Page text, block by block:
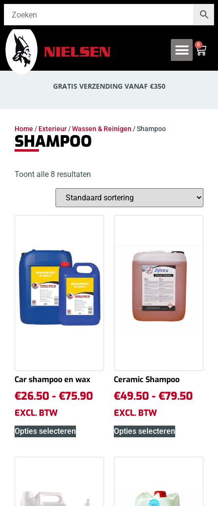
0
GRATIS VERZENDING VANAF €350
Home / Exterieur /Wassen & Reinigen / Shampoo
SHAMPOO
Toont alle 8 resultaten
Car shampoo en wax
€26.50 - €75.90
EXCL. BTW
Opties selecteren
Ceramic Shampoo
€49.50 - €79.50
EXCL. BTW
Opties selecteren